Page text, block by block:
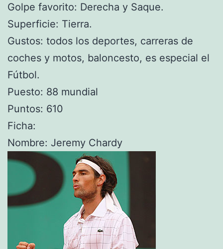
Golpe favorito: Derecha y Saque.
Superficie: Tierra.
Gustos: todos los deportes, carreras de
coches y motos, baloncesto, es especial el
Fútbol.
Puesto: 88 mundial
Puntos: 610
Ficha:
Nombre: Jeremy Chardy